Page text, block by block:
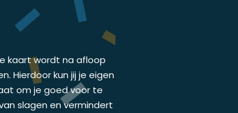
kaart wordt na afloop
Hierdoor kun jij je eigen
om je goed voor te
slagen en vermindert